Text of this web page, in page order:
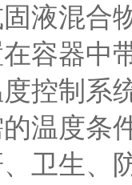
液混合
容器中
控制系
温度条
卫生、